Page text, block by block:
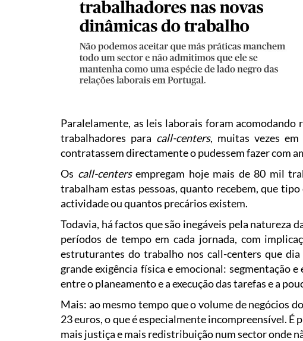
Paralelamente, as leis laborais foram acomodando
trabalhadores para call-centers, muitas vezes em
contratassem directamente o pudessem fazer com
Os call-centersempregam hoje mais de 80 mil
trabalham estas pessoas, quanto recebem, que
actividade ou quantos precários existem.
Todavia, há factos que são inegáveis pela natureza
períodos de tempo em cada jornada, com
estruturantes do trabalho nos call-centers que
grande exigência física e emocional: segmentação
entre o planeamento e a execução das tarefas e a
Mais: ao mesmo tempo que o volume de negócios
23 euros, o que é especialmente incompreensível.
mais justiça e mais redistribuição num sector onde